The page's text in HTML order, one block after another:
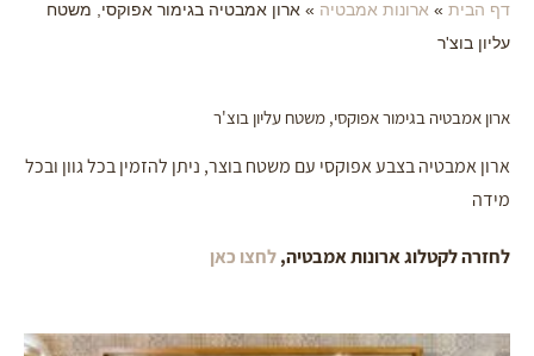
דף הבית » ארונות אמבטיה » ארון אמבטיה בגימור אפוקסי, משטח
עליון בוצ'ר
ארון אמבטיה בגימור אפוקסי, משטח עליון בוצ'ר
ארון אמבטיה בצבע אפוקסי עם משטח בוצר, ניתן להזמין בכל גוון ובכל
מידה
לחזרה לקטלוג ארונות אמבטיה,לחצו כאן